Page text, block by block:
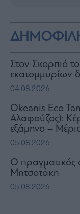
Στον Σκορπιό
εκατομμυρίων
04.08.2026
Okeanis Eco
Αλαφούζος):
εξάμηνο –
05.08.2026
Ο πραγματικός
Μητσοτάκη
05.08.2026